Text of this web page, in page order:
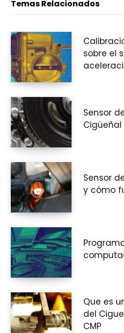
Temas Relacionados
sobre el
Sensor
Cigüeñal
Sensor
y cómo
Que es
del
CMP